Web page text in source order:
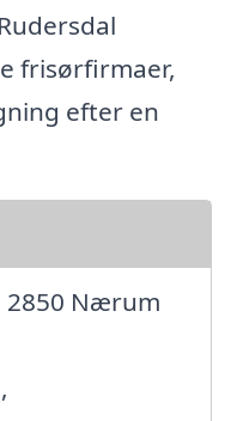
frisørfirmaer,
efter en
2850 Nærum